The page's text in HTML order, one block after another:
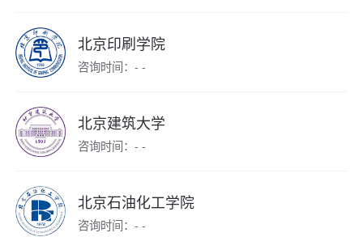
北京印刷学院
咨询时间：- -
北京建筑大学
咨询时间：- -
北京石油化工学院
咨询时间：- -